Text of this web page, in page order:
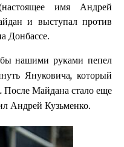
имя Андрей
и выступал против
Донбассе.
нашими руками пепел
Януковича, который
После Майдана стало еще
Андрей Кузьменко.